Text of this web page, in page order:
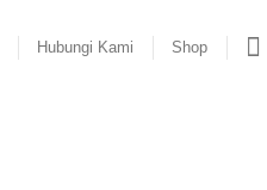
Hubungi Kami Shop